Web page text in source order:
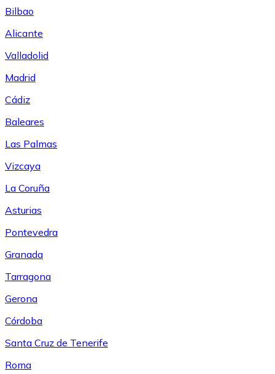
Bilbao
Alicante
Valladolid
Madrid
Cádiz
Baleares
Las Palmas
Vizcaya
La Coruña
Asturias
Pontevedra
Granada
Tarragona
Gerona
Córdoba
Santa Cruz de Tenerife
Roma